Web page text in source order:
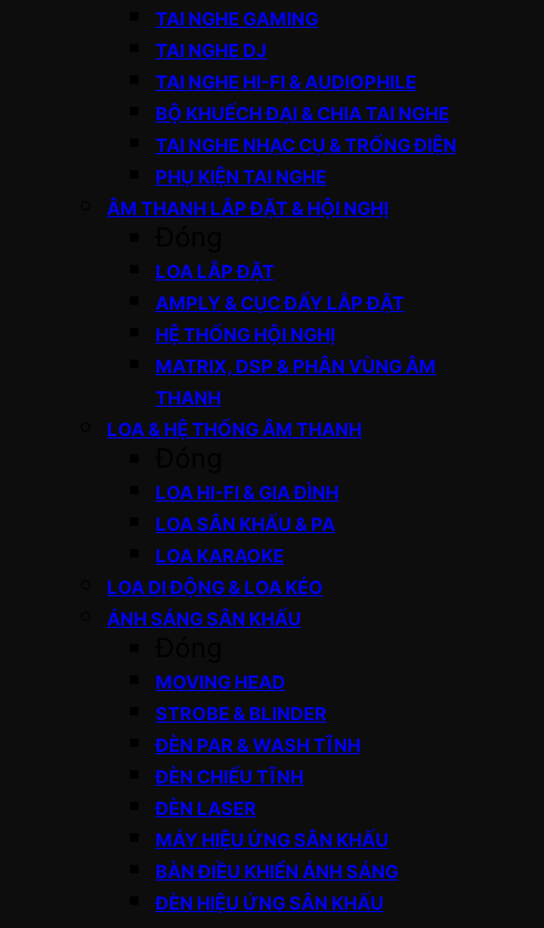
TAI NGHE GAMING
TAI NGHE DJ
TAI NGHE HI-FI & AUDIOPHILE
BỘ KHUẾCH ĐẠI & CHIA TAI NGHE
TAI NGHE NHẠC CỤ & TRỐNG ĐIỆN
PHỤ KIỆN TAI NGHE
ÂM THANH LẮP ĐẶT & HỘI NGHỊ
LOA LẮP ĐẶT
AMPLY & CỤC ĐẨY LẮP ĐẶT
HỆ THỐNG HỘI NGHỊ
MATRIX, DSP & PHÂN VÙNG ÂM
THANH
LOA & HỆ THỐNG ÂM THANH
LOA HI-FI & GIA ĐÌNH
LOA SÂN KHẤU & PA
LOA KARAOKE
LOA DI ĐỘNG & LOA KÉO
ÁNH SÁNG SÂN KHẤU
MOVING HEAD
STROBE & BLINDER
ĐÈN PAR & WASH TĨNH
ĐÈN CHIẾU TĨNH
ĐÈN LASER
MÁY HIỆU ỨNG SÂN KHẤU
BÀN ĐIỀU KHIỂN ÁNH SÁNG
ĐÈN HIỆU ỨNG SÂN KHẤU